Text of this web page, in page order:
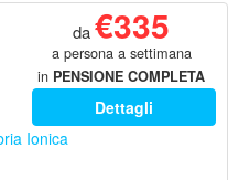
da€335
a persona a settimana
in PENSIONE COMPLETA
Dettagli
Ionica